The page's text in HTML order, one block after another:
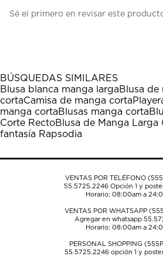
para
1
estrella
Esta
acción
abrirá
el
formulario
envío.
para
estrellas.
Esta
acción
abrirá
el
formulario
envío.
para
estrellas.
Esta
acción
abrirá
el
formulario
envío.
para
estrellas.
Esta
acción
abrirá
el
formulario
envío.
para
estrellas.
Esta
acción
abrirá
el
formulario
envío.
Sé el primero en revisar este
BÚSQUEDAS SIMILARES
Blusa blanca manga largaBlusa de
cortaCamisa de manga corta
manga cortaBlusas manga corta
Corte RectoBlusa de Manga Larga
fantasía Rapsodia
VENTAS POR TELÉFONO
55.5725.2246Opción 1 y
Horario: 08:00am a
VENTAS POR WHATSAPP
Agregar en whatsapp
Horario: 08:00am a
PERSONAL SHOPPING
55.5725.2246opción 1 y